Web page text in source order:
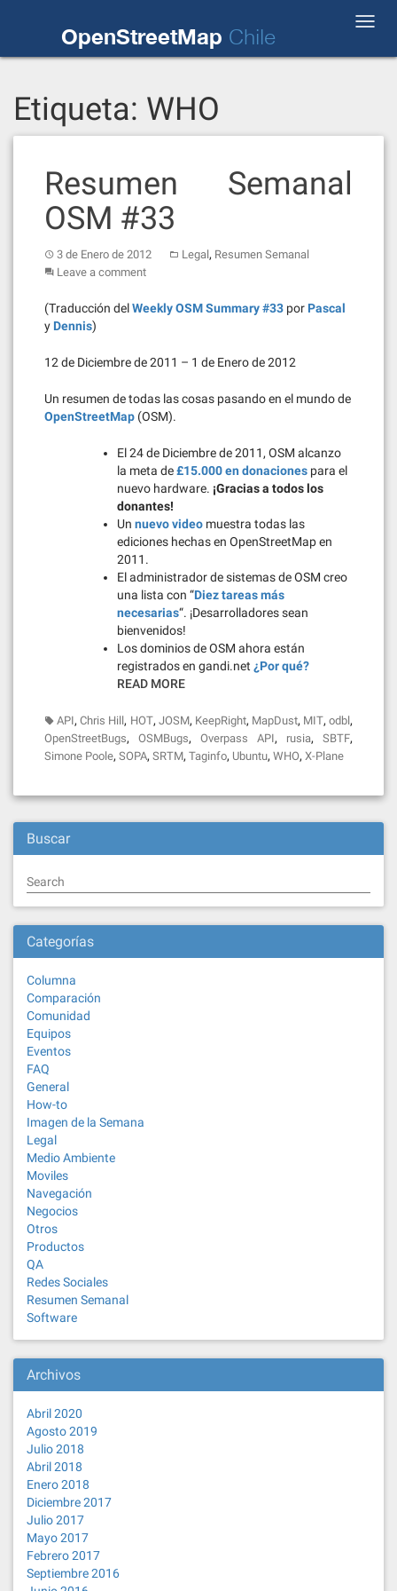
OpenStreetMap Chile
Etiqueta: WHO
Resumen Semanal
OSM #33
3 de Enero de 2012 Legal, Resumen Semanal
Leave a comment
(Traducción delWeekly OSM Summary #33 por Pascal
y Dennis)
12 de Diciembre de 2011 – 1 de Enero de 2012
Un resumen de todas las cosas pasando en el mundo de
OpenStreetMap (OSM).
El 24 de Diciembre de 2011, OSM alcanzo
la meta de£15.000 en donaciones para el
nuevo hardware. ¡Gracias a todos los
donantes!
Un nuevo video muestra todas las
ediciones hechas en OpenStreetMap en
2011.
El administrador de sistemas de OSM creo
una lista con “Diez tareas más
necesarias“. ¡Desarrolladores sean
bienvenidos!
Los dominios de OSM ahora están
registrados en gandi.net ¿Por qué?
READ MORE
API,Chris Hill, HOT, JOSM, KeepRight, MapDust, MIT,odbl,
OpenStreetBugs, OSMBugs, Overpass API, rusia, SBTF,
Simone Poole, SOPA, SRTM, Taginfo, Ubuntu, WHO, X-Plane
Buscar
Search
Categorías
Columna
Comparación
Comunidad
Equipos
Eventos
FAQ
General
How-to
Imagen de la Semana
Legal
Medio Ambiente
Moviles
Navegación
Negocios
Otros
Productos
QA
Redes Sociales
Resumen Semanal
Software
Archivos
Abril 2020
Agosto 2019
Julio 2018
Abril 2018
Enero 2018
Diciembre 2017
Julio 2017
Mayo 2017
Febrero 2017
Septiembre 2016